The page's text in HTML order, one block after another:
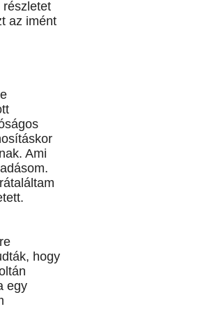
részletet
az imént
Ami
hogy
egy